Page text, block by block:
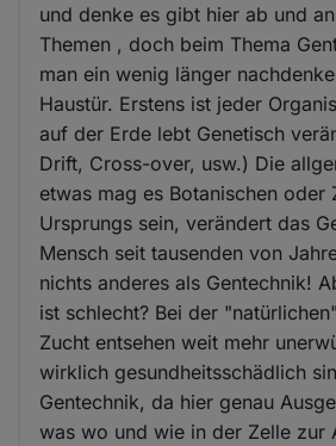
und denke es gibt hier ab und
Themen , doch beim Thema
man ein wenig länger
Haustür. Erstens ist jeder
auf der Erde lebt Genetisch
Drift, Cross-over, usw.) Die
etwas mag es Botanischen oder
Ursprungs sein, verändert das
Mensch seit tausenden von
nichts anderes als Gentechnik!
ist schlecht? Bei der
Zucht entsehen weit mehr
wirklich gesundheitsschädlich
Gentechnik, da hier genau
was wo und wie in der Zelle zur